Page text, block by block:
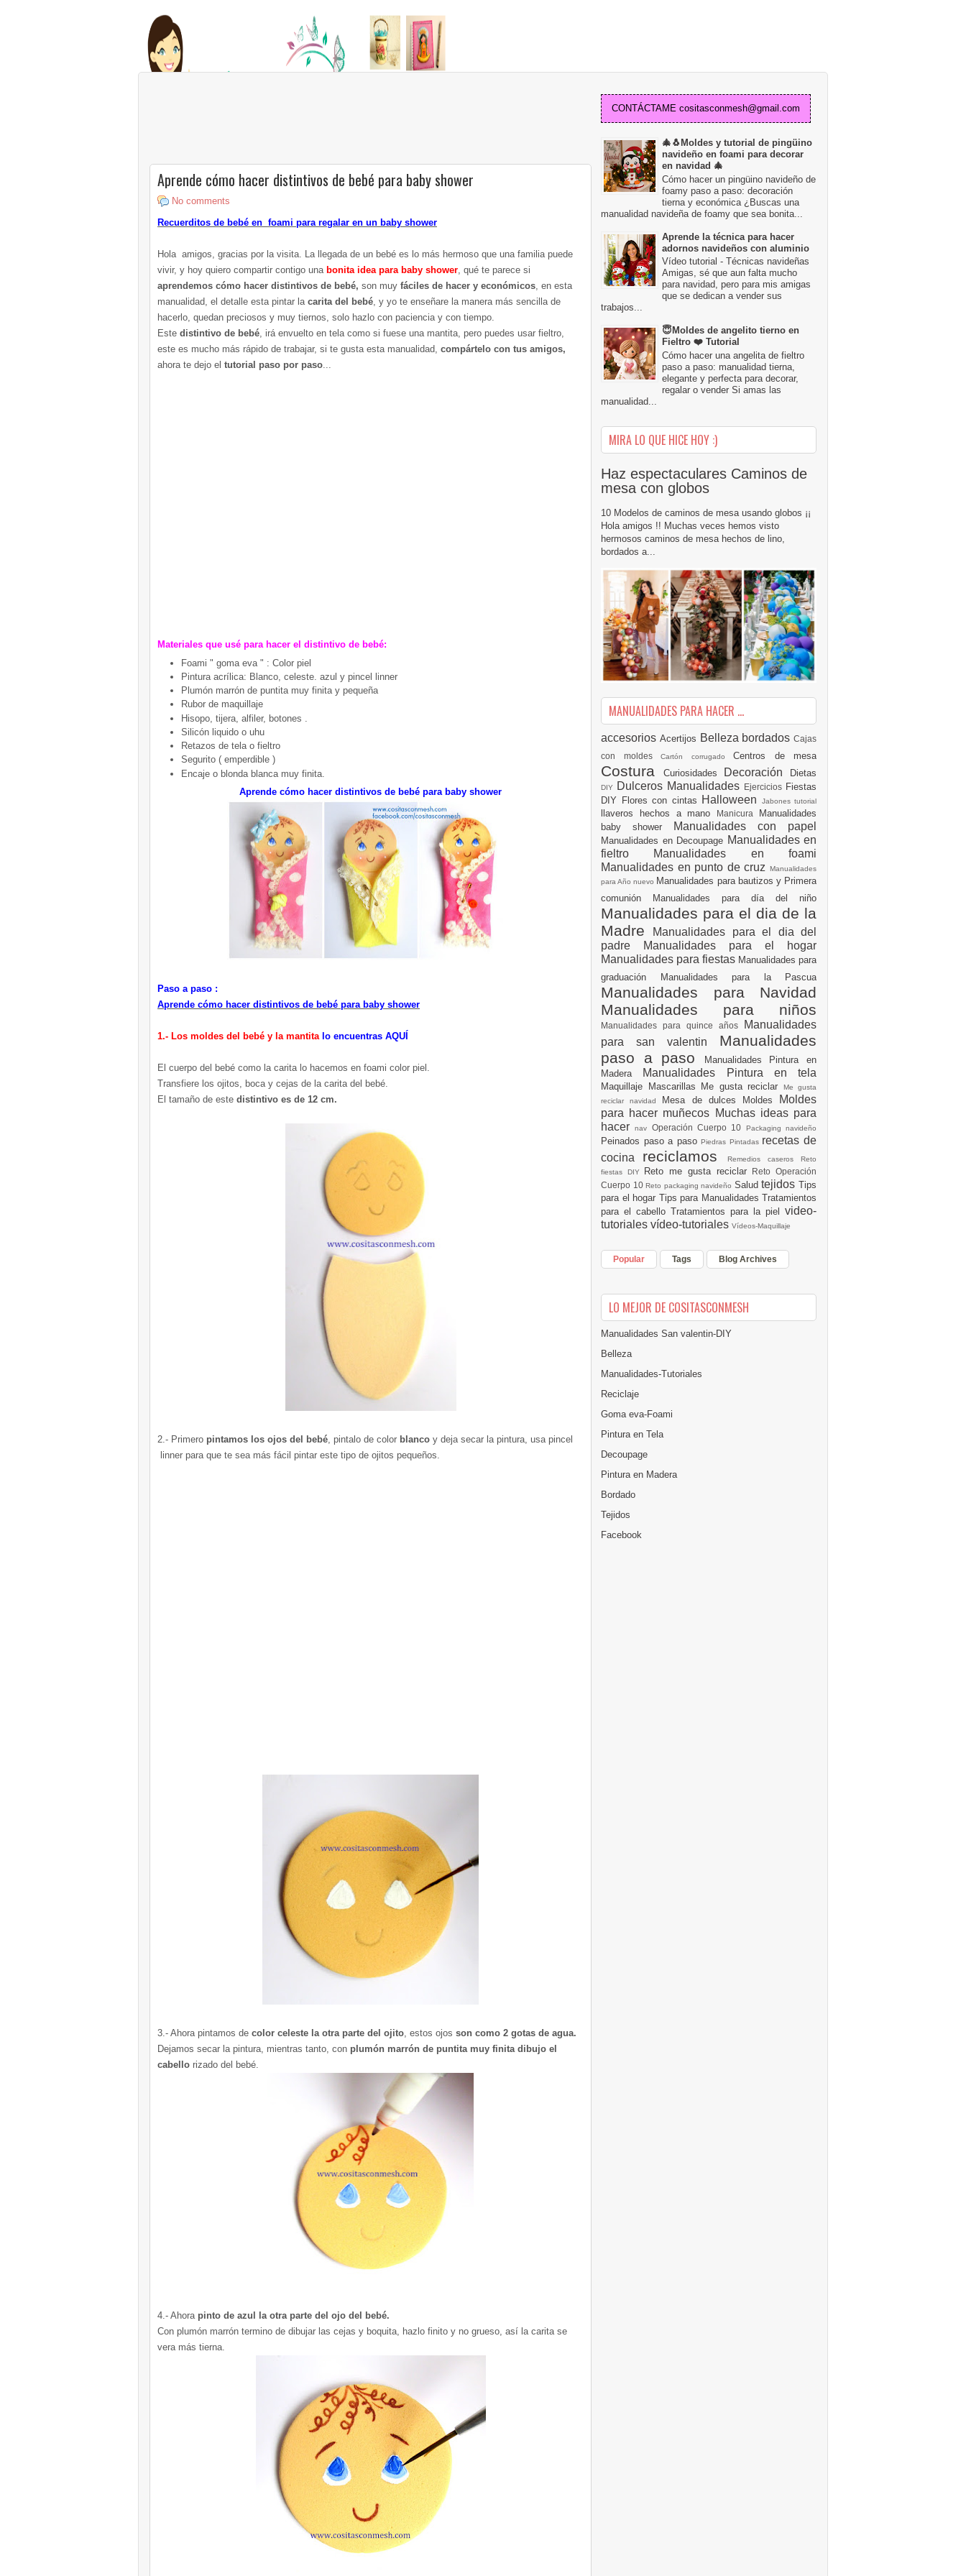
Aprende cómo hacer distintivos de bebé para baby shower
No comments
Recuerditos de bebé en foami para regalar en un baby shower
Hola amigos, gracias por la visita. La llegada de un bebé es lo más hermoso que una familia puede
vivir, y hoy quiero compartir contigo una bonita idea para baby shower, qué te parece si
aprendemos cómo hacer distintivos de bebé, son muy fáciles de hacer y económicos, en esta
manualidad, el detalle esta pintar lacarita del bebé, y yo te enseñare la manera más sencilla de
hacerlo, quedan preciosos y muy tiernos, solo hazlo con paciencia y con tiempo.
Este distintivo de bebé, irá envuelto en tela como si fuese una mantita, pero puedes usar fieltro,
este es mucho más rápido de trabajar, si te gusta esta manualidad, compártelo con tus amigos,
ahora te dejo el tutorial paso por paso...
Materiales que usé para hacer el distintivo de bebé:
Foami " goma eva " : Color piel
Pintura acrílica: Blanco, celeste. azul y pincel linner
Plumón marrón de puntita muy finita y pequeña
Rubor de maquillaje
Hisopo, tijera, alfiler, botones .
Silicón liquido o uhu
Retazos de tela o fieltro
Segurito ( emperdible )
Encaje o blonda blanca muy finita.
Aprende cómo hacer distintivos de bebé para baby shower
Paso a paso :
Aprende cómo hacer distintivos de bebé para baby shower
1.- Los moldes del bebé y la mantita lo encuentras AQUÍ
El cuerpo del bebé como la carita lo hacemos en foami color piel.
Transfiere los ojitos, boca y cejas de la carita del bebé.
El tamaño de este distintivo es de 12 cm.
2.- Primero pintamos los ojos del bebé, pintalo de color blanco y deja secar la pintura, usa pincel
linner para que te sea más fácil pintar este tipo de ojitos pequeños.
3.- Ahora pintamos de color celeste la otra parte del ojito, estos ojos son como 2 gotas de agua.
Dejamos secar la pintura, mientras tanto, con plumón marrón de puntita muy finita dibujo el
cabello rizado del bebé.
4.- Ahora pinto de azul la otra parte del ojo del bebé.
Con plumón marrón termino de dibujar las cejas y boquita, hazlo finito y no grueso, así la carita se
vera más tierna.
CONTÁCTAME cositasconmesh@gmail.com
🎄🐧Moldes y tutorial de pingüino
navideño en foami para decorar
en navidad 🎄
Cómo hacer un pingüino navideño de
foamy paso a paso: decoración
tierna y económica ¿Buscas una
manualidad navideña de foamy que sea bonita...
Aprende la técnica para hacer
adornos navideños con aluminio
Vídeo tutorial - Técnicas navideñas
Amigas, sé que aun falta mucho
para navidad, pero para mis amigas
que se dedican a vender sus
trabajos...
😇Moldes de angelito tierno en
Fieltro ❤️ Tutorial
Cómo hacer una angelita de fieltro
paso a paso: manualidad tierna,
elegante y perfecta para decorar,
regalar o vender Si amas las
manualidad...
MIRA LO QUE HICE HOY :)
Haz espectaculares Caminos de
mesa con globos
10 Modelos de caminos de mesa usando globos ¡¡
Hola amigos !! Muchas veces hemos visto
hermosos caminos de mesa hechos de lino,
bordados a...
MANUALIDADES PARA HACER ...
accesorios Acertijos Belleza bordados Cajas
con moldes Cartón corrugado Centros de mesa
Costura Curiosidades Decoración Dietas
DIY Dulceros Manualidades Ejercicios Fiestas
DIY Flores con cintas Halloween Jabones tutorial
llaveros hechos a mano Manicura Manualidades
baby shower
Manualidades con papel
Manualidades en Decoupage Manualidades en
fieltro Manualidades en foami
Manualidades en punto de cruz
Manualidades
para Año nuevo Manualidades para bautizos y Primera
comunión Manualidades para día del niño
Manualidades para el dia de la
Madre
Manualidades para el dia del
padre
Manualidades para el hogar
Manualidades para fiestas Manualidades para
graduación Manualidades para la Pascua
Manualidades para Navidad
Manualidades para niños
Manualidades para quince años
Manualidades
para san valentin Manualidades
paso a paso
Manualidades Pintura en
Madera
Manualidades Pintura en tela
Maquillaje Mascarillas Me gusta reciclar
Me gusta
reciclar navidad Mesa de dulces Moldes
Moldes
para hacer muñecos Muchas ideas para
hacernav Operación Cuerpo 10 Packaging navideño
Peinados paso a pasoPiedras Pintadas recetas de
cocina reciclamos Remedios caseros Reto
fiestas DIY Reto me gusta reciclar
Reto Operación
Cuerpo 10Reto packaging navideño SaludtejidosTips
para el hogar Tips para Manualidades Tratamientos
para el cabello Tratamientos para la piel video-
tutoriales vídeo-tutoriales Vídeos-Maquillaje
Popular Tags Blog Archives
LO MEJOR DE COSITASCONMESH
Manualidades San valentin-DIY
Belleza
Manualidades-Tutoriales
Reciclaje
Goma eva-Foami
Pintura en Tela
Decoupage
Pintura en Madera
Bordado
Tejidos
Facebook